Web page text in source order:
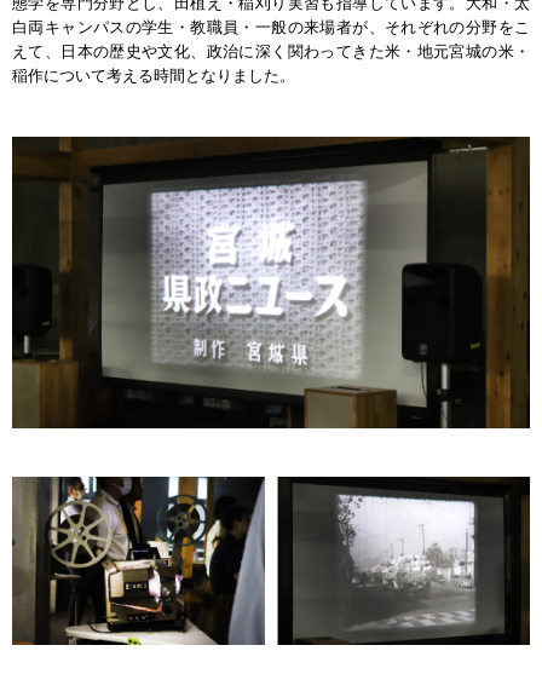
白両キャンパスの学生・教職員・一般の来場者が、それぞれの分野をこ
えて、日本の歴史や文化、政治に深く関わってきた米・地元宮城の米・
稲作について考える時間となりました。